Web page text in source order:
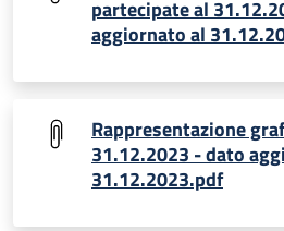
partecipate al
aggiornato al
Rappresentazione
31.12.2023 - dato
31.12.2023.pdf